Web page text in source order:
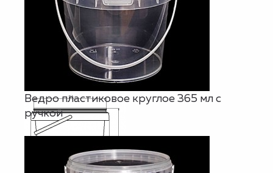
Ведро пластиковое круглое 365 мл с
ручкой